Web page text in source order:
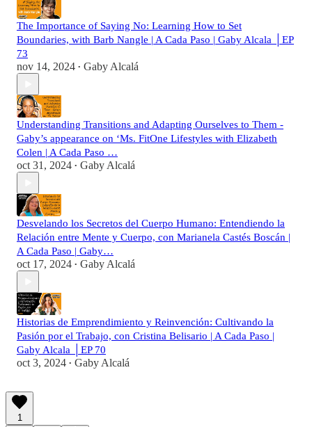
The Importance of Saying No: Learning How to Set
Boundaries, with Barb Nangle | A Cada Paso | Gaby Alcala │EP
73
nov 14, 2024 • Gaby Alcalá
Understanding Transitions and Adapting Ourselves to Them -
Gaby’s appearance on ‘Ms. FitOne Lifestyles with Elizabeth
Colen | A Cada Paso …
oct 31, 2024 • Gaby Alcalá
Desvelando los Secretos del Cuerpo Humano: Entendiendo la
Relación entre Mente y Cuerpo, con Marianela Castés Boscán |
A Cada Paso | Gaby…
oct 17, 2024 • Gaby Alcalá
Historias de Emprendimiento y Reinvención: Cultivando la
Pasión por el Trabajo, con Cristina Belisario | A Cada Paso |
Gaby Alcala │EP 70
oct 3, 2024 • Gaby Alcalá
1